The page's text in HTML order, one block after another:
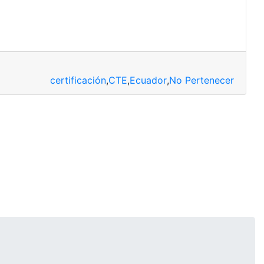
certificación,CTE,Ecuador,No Pertenecer